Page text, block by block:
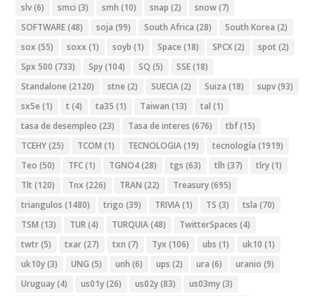
slv(6) smci (3) smh (10) snap (2) snow(7)
SOFTWARE(48) soja (99) South Africa (28) South Korea (2)
sox (55) soxx (1) soyb (1) Space (18) SPCX(2) spot (2)
Spx 500 (733) Spy(104) SQ (5) SSE(18)
Standalone (2120) stne (2) SUECIA(2) Suiza (18) supv(93)
sx5e (1) t (4) ta35 (1) Taiwan (13) tal (1)
tasa de desempleo (23) Tasa de interes (676) tbf(15)
TCEHY(25) TCOM (1) TECNOLOGIA(19) tecnología (1919)
Teo (50) TFC(1) TGNO4(28) tgs (63) tlh (37) tlry(1)
Tlt (120) Tnx (226) TRAN (22) Treasury(695)
triangulos (1480) trigo (39) TRIVIA(1) TS (3) tsla (70)
TSM (13) TUR(4) TURQUIA(48) TwitterSpaces (4)
twtr(5) txar(27) txn (7) Tyx (106) ubs (1) uk10 (1)
uk10y(3) UNG (5) unh (6) ups (2) ura (6) uranio (9)
Uruguay(4) us01y(26) us02y(83) us03my(3)